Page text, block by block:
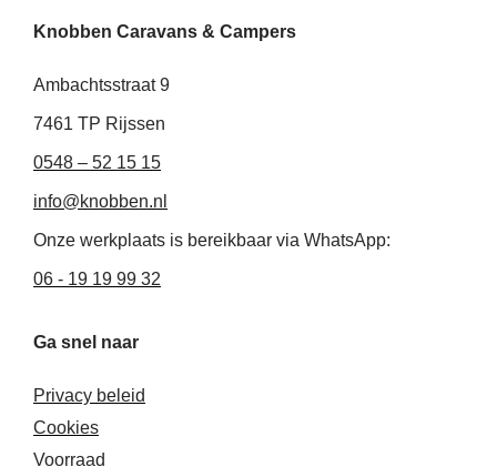
e
i
-
n
b
o
-
a
r
Knobben Caravans & Campers
Ambachtsstraat 9
7461 TP Rijssen
0548 – 52 15 15
info@knobben.nl
Onze werkplaats is bereikbaar via WhatsApp:
06 - 19 19 99 32
Ga snel naar
Privacy beleid
Cookies
Voorraad